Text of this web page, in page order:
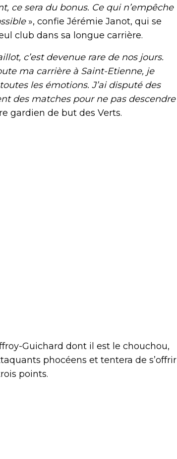
ce sera du bonus. Ce qui n’empêche
», confie Jérémie Janot, qui se
club dans sa longue carrière.
c’est devenue rare de nos jours.
ma carrière à Saint-Etienne, je
les émotions. J’ai disputé des
des matches pour ne pas descendre
gardien de but des Verts.
Guichard dont il est le chouchou,
phocéens et tentera de s’offrir
points.